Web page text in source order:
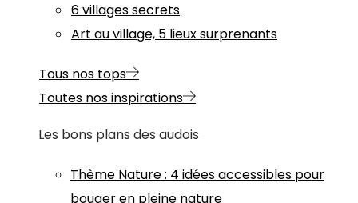
6 villages secrets
Art au village, 5 lieux surprenants
Tous nos tops
Toutes nos inspirations
Les bons plans des audois
Thème Nature: 4 idées accessibles pour
bouger en pleine nature